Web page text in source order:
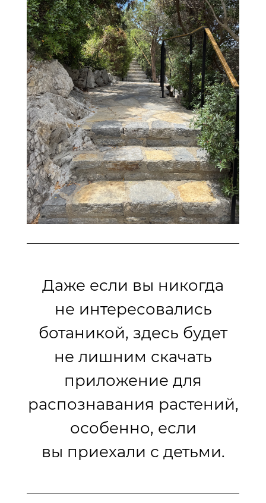
Даже если вы никогда
не интересовались
ботаникой, здесь будет
не лишним скачать
приложение для
распознавания растений,
особенно, если
вы приехали с детьми.